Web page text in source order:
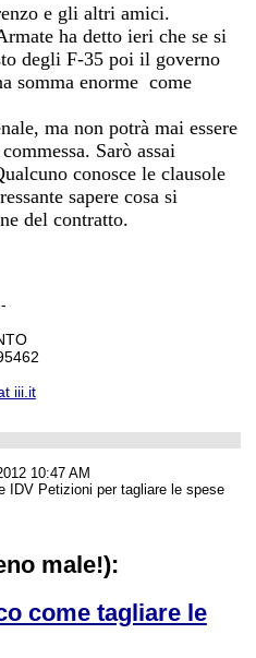
e gli altri amici.
ha detto ieri che se si
degli F-35 poi il governo
somma enorme come
ma non potrà mai essere
Sarò assai
conosce le clausole
sapere cosa si
del contratto.
iii.it
10:47 AM
IDV Petizioni per tagliare le spese
male!):
come tagliare le